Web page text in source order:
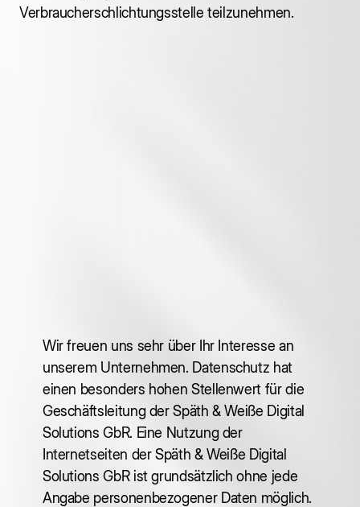
Verbraucherschlichtungsstelle teilzunehmen.
Wir freuen uns sehr über Ihr Interesse an
unserem Unternehmen. Datenschutz hat
einen besonders hohen Stellenwert für die
Geschäftsleitung der Späth & Weiße Digital
Solutions GbR. Eine Nutzung der
Internetseiten der Späth & Weiße Digital
Solutions GbR ist grundsätzlich ohne jede
Angabe personenbezogener Daten möglich.